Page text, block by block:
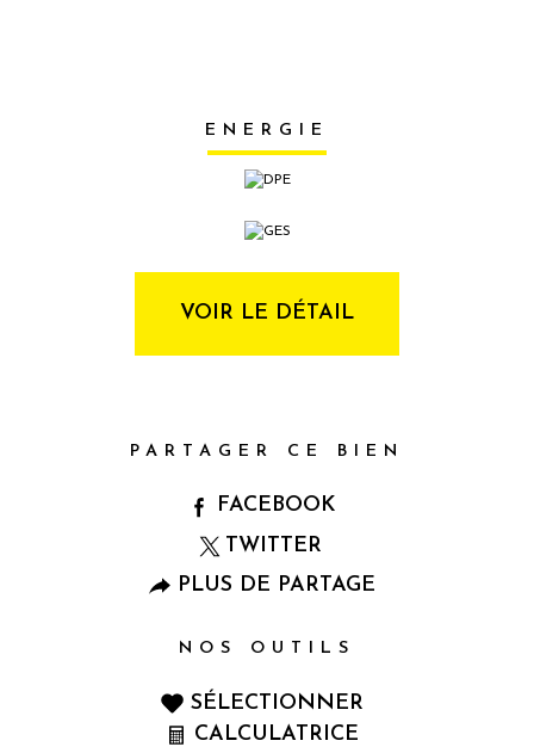
ENERGIE
VOIR LE DÉTAIL
PARTAGER CE BIEN
FACEBOOK
TWITTER
PLUS DE PARTAGE
NOS OUTILS
SÉLECTIONNER
CALCULATRICE